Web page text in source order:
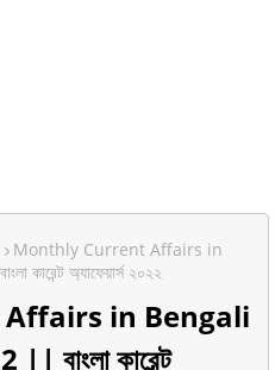
Monthly Current Affairs in
অ্যাফেয়ার্স ২০২২
in Bengali
কারেন্ট